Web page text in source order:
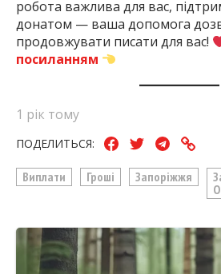
робота важлива для вас,
донатом — ваша допомога
продовжувати писати для вас!
посиланням
1 рік тому
ПОДЕЛИТЬСЯ:
Виплати Гроші Запоріжжя